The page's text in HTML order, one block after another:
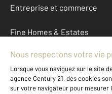
Entreprise et commerce
Fine Homes & Estates
À propos
International